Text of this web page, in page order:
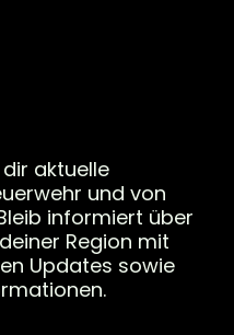
aktuelle
und von
informiert über
Region mit
Updates sowie